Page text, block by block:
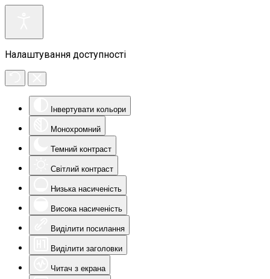
Налаштування доступності
Інвертувати кольори
Монохромний
Темний контраст
Світлий контраст
Низька насиченість
Висока насиченість
Виділити посилання
Виділити заголовки
Читач з екрана